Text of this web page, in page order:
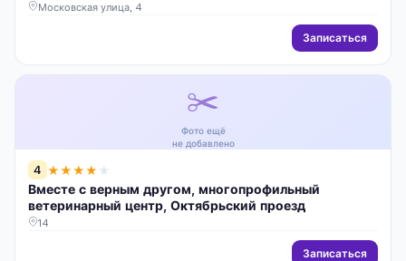
Московская улица, 4
Записаться
✂️
Фото ещё
не добавлено
4 ★★★★ ★
Вместе с верным другом, многопрофильный
ветеринарный центр, Октябрьский проезд
14
Записаться